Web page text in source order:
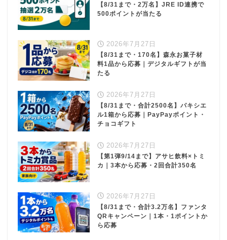
【8/31まで・2万名】JRE ID連携で
500ポイントが当たる
2026年7月27日
【8/31まで・170名】森永お菓子材
料1品から応募｜デジタルギフトが当
たる
2026年7月27日
【8/31まで・合計2500名】パキシエ
ル1箱から応募｜PayPayポイント・
チョコギフト
2026年7月27日
【第1弾9/14まで】アサヒ飲料×トミ
カ｜3本から応募・2回合計350名
2026年7月27日
【8/31まで・合計3.2万名】ファンタ
QRキャンペーン｜1本・1ポイントか
ら応募